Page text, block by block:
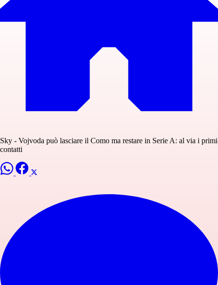
Sky - Vojvoda può lasciare il Como ma restare in Serie A: al via i primi
contatti